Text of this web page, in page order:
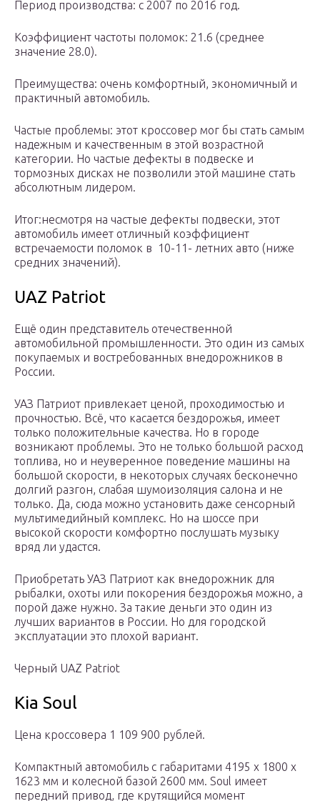
Период производства: с 2007 по 2016 год.
Коэффициент частоты поломок: 21.6 (среднее
значение 28.0).
Преимущества: очень комфортный, экономичный и
практичный автомобиль.
Частые проблемы: этот кроссовер мог бы стать самым
надежным и качественным в этой возрастной
категории. Но частые дефекты в подвеске и
тормозных дисках не позволили этой машине стать
абсолютным лидером.
Итог:несмотря на частые дефекты подвески, этот
автомобиль имеет отличный коэффициент
встречаемости поломок в 10-11- летних авто (ниже
средних значений).
UAZ Patriot
Ещё один представитель отечественной
автомобильной промышленности. Это один из самых
покупаемых и востребованных внедорожников в
России.
УАЗ Патриот привлекает ценой, проходимостью и
прочностью. Всё, что касается бездорожья, имеет
только положительные качества. Но в городе
возникают проблемы. Это не только большой расход
топлива, но и неуверенное поведение машины на
большой скорости, в некоторых случаях бесконечно
долгий разгон, слабая шумоизоляция салона и не
только. Да, сюда можно установить даже сенсорный
мультимедийный комплекс. Но на шоссе при
высокой скорости комфортно послушать музыку
вряд ли удастся.
Приобретать УАЗ Патриот как внедорожник для
рыбалки, охоты или покорения бездорожья можно, а
порой даже нужно. За такие деньги это один из
лучших вариантов в России. Но для городской
эксплуатации это плохой вариант.
Черный UAZ Patriot
Kia Soul
Цена кроссовера 1 109 900 рублей.
Компактный автомобиль с габаритами 4195 х 1800 х
1623 мм и колесной базой 2600 мм. Soul имеет
передний привод, где крутящийся момент